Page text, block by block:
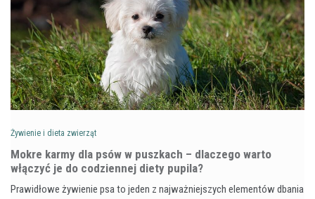
Żywienie i dieta zwierząt
Mokre karmy dla psów w puszkach – dlaczego warto
włączyć je do codziennej diety pupila?
Prawidłowe żywienie psa to jeden z najważniejszych elementów dbania